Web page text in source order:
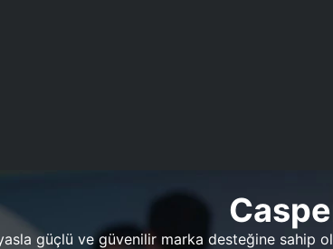
güçlü ve güvenilir marka desteğine sahip